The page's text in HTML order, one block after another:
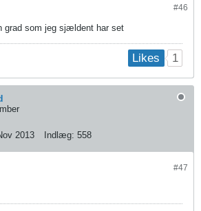
#46
grad som jeg sjældent har set
Likes 1
2013 Indlæg: 558
#47